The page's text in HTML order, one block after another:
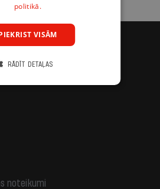
noteikumi
politikā.
VISĀM
RĀDĪT DETAĻAS